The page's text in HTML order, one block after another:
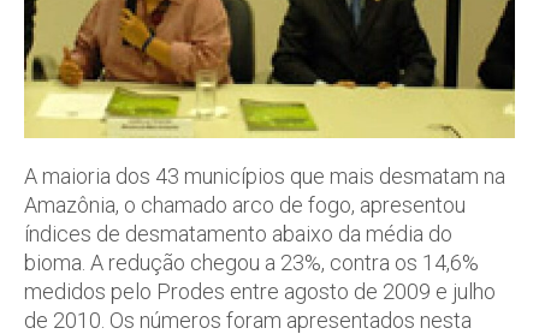
A maioria dos 43 municípios que mais desmatam na
Amazônia, o chamado arco de fogo, apresentou
índices de desmatamento abaixo da média do
bioma. A redução chegou a 23%, contra os 14,6%
medidos pelo Prodes entre agosto de 2009 e julho
de 2010. Os números foram apresentados nesta